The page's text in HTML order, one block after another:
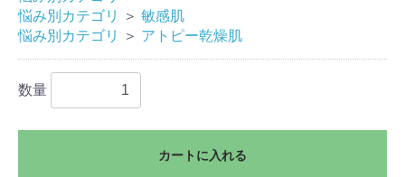
悩み別カテゴリ
＞ 敏感肌
悩み別カテゴリ
＞ アトピー乾燥肌
数量
カートに入れる